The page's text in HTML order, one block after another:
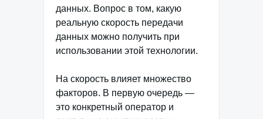
данных. Вопрос в том, какую
реальную скорость передачи
данных можно получить при
использовании этой технологии.
На скорость влияет множество
факторов. В первую очередь —
это конкретный оператор и